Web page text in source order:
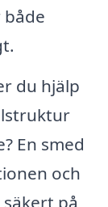
du hjälp
En smed
och
på